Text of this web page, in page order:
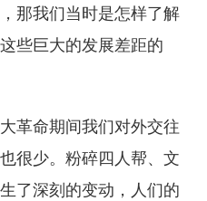
那我们当时是怎样了解
些巨大的发展差距的
命期间我们对外交往
很少。粉碎四人帮、文
了深刻的变动，人们的